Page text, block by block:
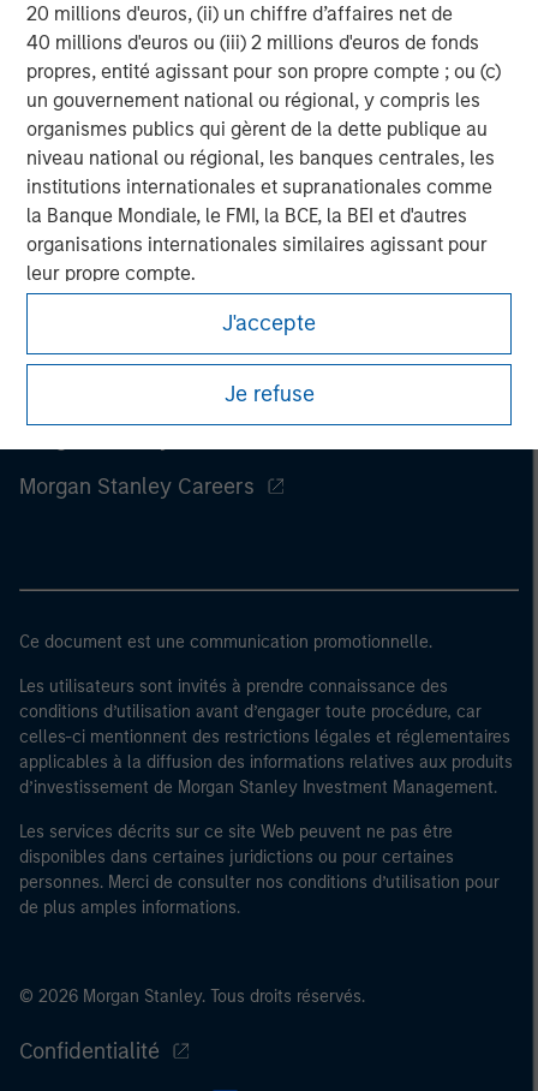
20 millions d'euros, (ii) un chiffre d’affaires net de
40 millions d'euros ou (iii) 2 millions d'euros de fonds
propres, entité agissant pour son propre compte ; ou (c)
un gouvernement national ou régional, y compris les
organismes publics qui gèrent de la dette publique au
niveau national ou régional, les banques centrales, les
institutions internationales et supranationales comme
la Banque Mondiale, le FMI, la BCE, la BEI et d'autres
organisations internationales similaires agissant pour
leur propre compte.
Veuillez noter que la notion d’Investisseur professionnel
peut ne pas être définie par l'autorité de réglementation
de l'État depuis lequel le site web est consulté.
J'accepte
Je refuse
Prior to making any investment decision, investors should
carefully review the strategy’s relevant offering document.
Please read the full disclosures within ‘Tales From The Emerging
Morgan Stanley Careers
Ce document est une communication promotionnelle.
Les utilisateurs sont invités à prendre connaissance des
conditions d’utilisation avant d’engager toute procédure, car
celles-ci mentionnent des restrictions légales et réglementaires
applicables à la diffusion des informations relatives aux produits
d’investissement de Morgan Stanley Investment Management.
Les services décrits sur ce site Web peuvent ne pas être
disponibles dans certaines juridictions ou pour certaines
personnes. Merci de consulter nos conditions d’utilisation pour
de plus amples informations.
© 2026 Morgan Stanley. Tous droits réservés.
Confidentialité